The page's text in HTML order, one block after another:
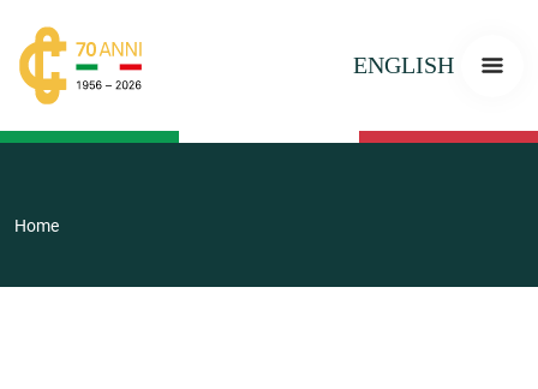
ENGLISH
Home